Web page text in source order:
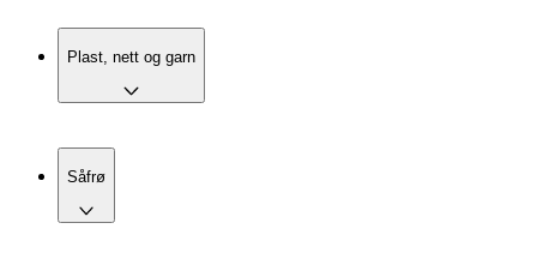
Plast, nett og garn
Såfrø